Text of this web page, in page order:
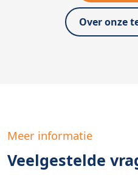
Over onze
Meer informatie
Veelgestelde